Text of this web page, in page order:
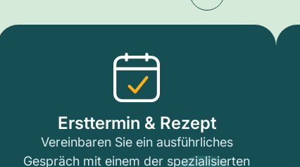
Ersttermin & Rezept
Vereinbaren Sie ein ausführliches
Gespräch mit einem der spezialisierten